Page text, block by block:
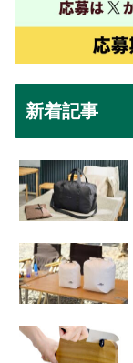
新着記事